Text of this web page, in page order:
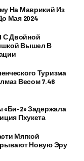
На Маврикий Из
Мая 2024
С Двойной
Вышел В
Туризма
Весом 7.46
«Би-2» Задержала
Пхукета
Мягкой
Новую Эру